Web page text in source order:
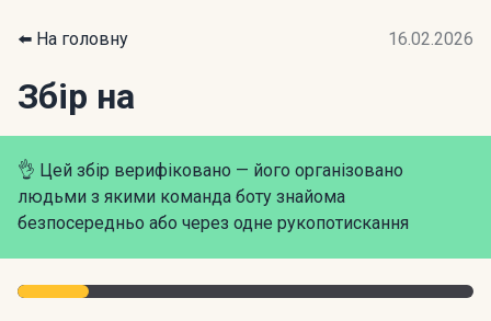
⬅️ На головну 16.02.2026
Збір на
👌 Цей збір верифіковано — його організовано
людьми з якими команда боту знайома
безпосередньо або через одне рукопотискання